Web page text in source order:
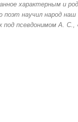
характерным и
научил народ наш
под псевдонимом А. С.,